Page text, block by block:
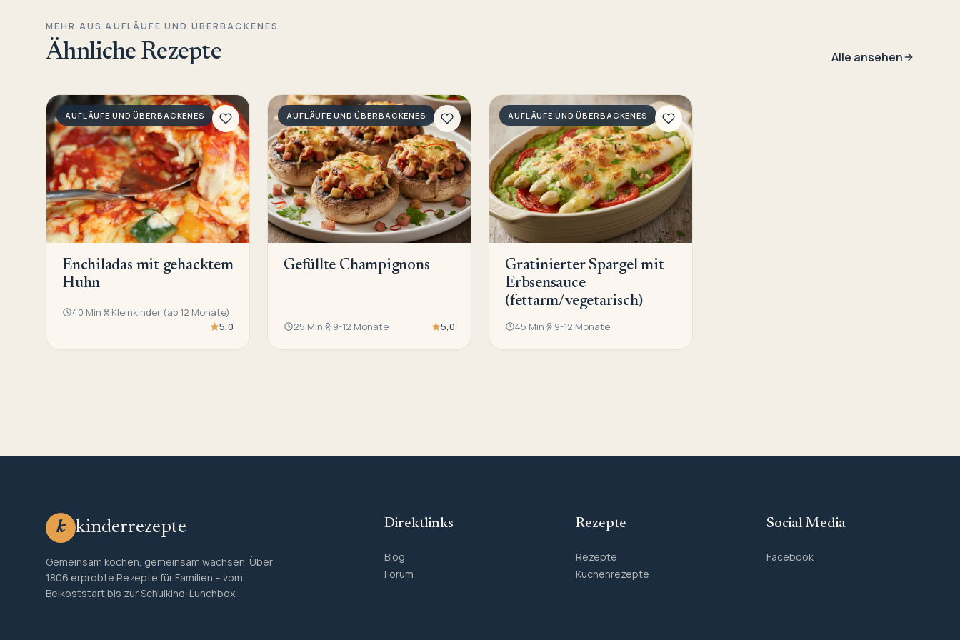
MEHR AUS AUFLÄUFE UND ÜBERBACKENES
Ähnliche Rezepte Alle ansehen
AUFLÄUFE UND ÜBERBACKENES
Enchiladas mit gehacktem
Huhn
40 Min
Kleinkinder (ab 12 Monate)
5,0
AUFLÄUFE UND ÜBERBACKENES
Gefüllte Champignons
25 Min 9-12 Monate 5,0
AUFLÄUFE UND ÜBERBACKENES
Gratinierter Spargel mit
Erbsensauce
(fettarm/vegetarisch)
45 Min 9-12 Monate
k kinderrezepte
Gemeinsam kochen, gemeinsam wachsen. Über
1806 erprobte Rezepte für Familien – vom
Beikoststart bis zur Schulkind-Lunchbox.
Direktlinks
Blog
Forum
Rezepte
Rezepte
Kuchenrezepte
Social Media
Facebook